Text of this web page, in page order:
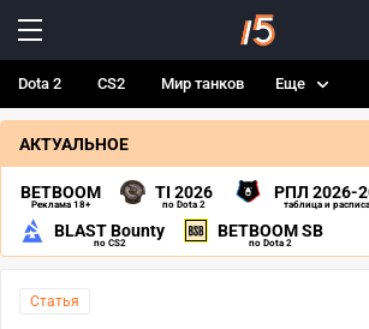
Dota 2 CS2 Мир танков Еще
АКТУАЛЬНОЕ
BETBOOM
Реклама 18+
TI 2026
по Dota 2
РПЛ 2026-
таблица и
BLAST Bounty
по CS2
BETBOOM SB
по Dota 2
Статья